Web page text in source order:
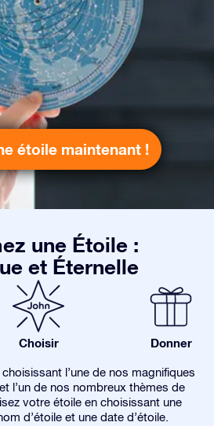
étoile maintenant !
une Étoile :
et Éternelle
Choisir Donner
l’une de nos magnifiques
l’un de nos nombreux thèmes de
votre étoile en choisissant une
d’étoile et une date d’étoile.